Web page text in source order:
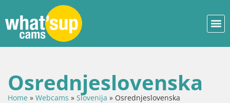
Osrednjeslovenska
Home » Webcams » Slovenija » Osrednjeslovenska